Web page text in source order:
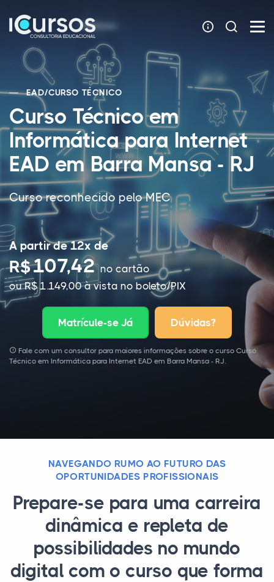
EAD/CURSO TÉCNICO
Curso Técnico em
Informática para Internet
EAD em Barra Mansa - RJ
Curso reconhecido pelo MEC
A partir de 12x de
R$107,42no cartão
ou R$ 1.149,00 à vista no boleto/PIX
Matrícule-se Já Dúvidas?
Fale com um consultor para maiores informações sobre o curso Curso
Técnico em Informática para Internet EAD em Barra Mansa - RJ.
NAVEGANDO RUMO AO FUTURO DAS
OPORTUNIDADES PROFISSIONAIS
Prepare-se para uma carreira
dinâmica e repleta de
possibilidades no mundo
digital com o curso que forma